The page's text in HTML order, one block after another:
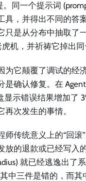
。同一个提示词
具，并得出不同的答
只是从分布中抽取了
机，并祈祷它掉出同
为它颠覆了调试的经
是确认修复。在
示错误结果增加了
次发生的事情。
师传统意义上的“回
放的退款或已经写入
就已经逃逸出了
中三件是错的，而其